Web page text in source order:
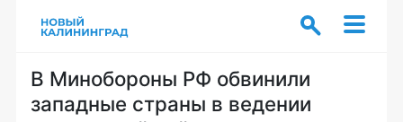
В Минобороны РФ обвинили
западные страны в ведении